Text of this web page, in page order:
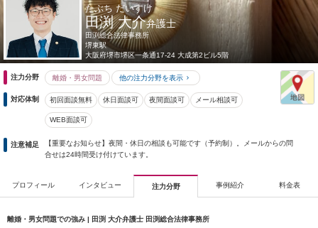
たぶち だいすけ
田渕 大介弁護士
田渕総合法律事務所
堺東駅
大阪府堺市堺区一条通17-24 大成第2ビル5階
注力分野 離婚・男女問題 他の注力分野を表示
対応体制 初回面談無料 休日面談可 夜間面談可 メール相談可
WEB面談可
注意補足
【重要なお知らせ】夜間・休日の相談も可能です（予約制）。メールからの問
合せは24時間受け付けています。
プロフィール インタビュー 注力分野 事例紹介 料金表
離婚・男女問題での強み | 田渕 大介弁護士 田渕総合法律事務所